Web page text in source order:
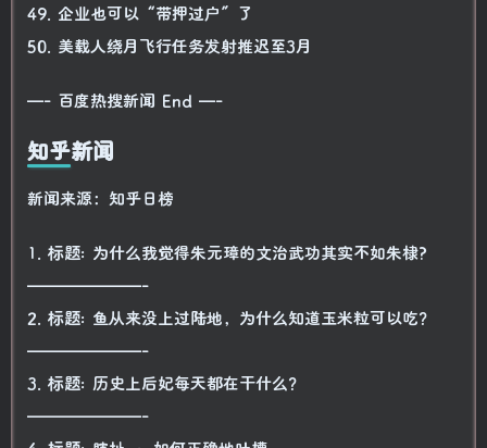
49. 企业也可以“带押过户”了
50. 美载人绕月飞行任务发射推迟至3月
—- 百度热搜新闻 End —-
知乎新闻
新闻来源：知乎日榜
1. 标题: 为什么我觉得朱元璋的文治武功其实不如朱棣?
———————-
2. 标题: 鱼从来没上过陆地，为什么知道玉米粒可以吃？
———————-
3. 标题: 历史上后妃每天都在干什么？
———————-